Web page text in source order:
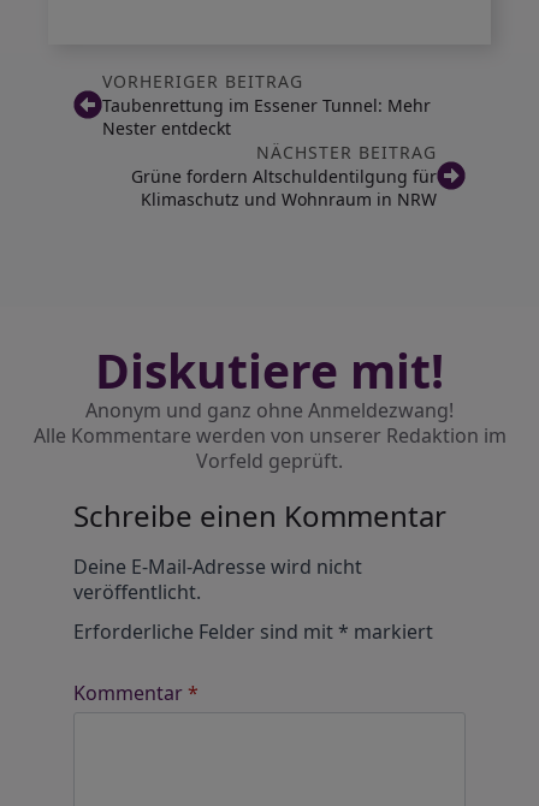
VORHERIGER BEITRAG
Taubenrettung im Essener Tunnel: Mehr
Nester entdeckt
NÄCHSTER BEITRAG
Grüne fordern Altschuldentilgung für
Klimaschutz und Wohnraum in NRW
Diskutiere mit!
Anonym und ganz ohne Anmeldezwang!
Alle Kommentare werden von unserer Redaktion im
Vorfeld geprüft.
Schreibe einen Kommentar
Deine E-Mail-Adresse wird nicht
veröffentlicht.
Erforderliche Felder sind mit* markiert
Kommentar*